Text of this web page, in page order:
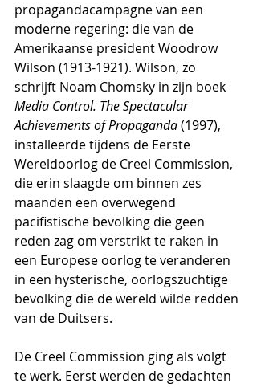
propagandacampagne van een
moderne regering: die van de
Amerikaanse president Woodrow
Wilson (1913-1921). Wilson, zo
schrijft Noam Chomsky in zijn boek
Media Control. The Spectacular
Achievements of Propaganda (1997),
installeerde tijdens de Eerste
Wereldoorlog de Creel Commission,
die erin slaagde om binnen zes
maanden een overwegend
pacifistische bevolking die geen
reden zag om verstrikt te raken in
een Europese oorlog te veranderen
in een hysterische, oorlogszuchtige
bevolking die de wereld wilde redden
van de Duitsers.
De Creel Commission ging als volgt
te werk. Eerst werden de gedachten